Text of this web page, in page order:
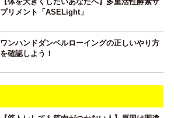
プリメント「ASELight」
ワンハンドダンベルローイングの正しいやり方
を確認しよう！